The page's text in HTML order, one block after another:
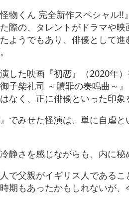
物くん 完全新作スペシャル
際の、タレントがドラマや
ようでもあり、俳優として
した映画『初恋』（2020年
子柴礼司 ～贖罪の奏鳴曲～
なく、正に俳優といった印象
でみせた怪演は、単に自虐
静さを感じながらも、内に秘
で父親がイギリス人である
期もあったかもしれないが